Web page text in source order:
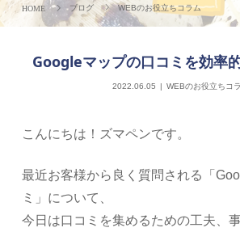
ブログ WEBのお役立ちコラム
Googleマップの口コミを効率
2022.06.05 WEBのお役立ちコ
こんにちは！ズマペンです。
最近お客様から良く質問される「
ミ」について、
今日は口コミを集めるための工夫、